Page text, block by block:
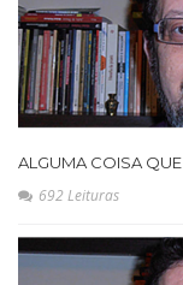
ALGUMA COISA
692 Leituras